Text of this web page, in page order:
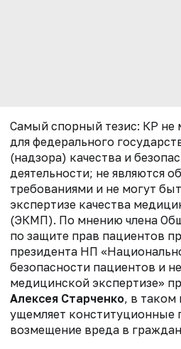
Самый спорный тезис: КР не
для федерального
(надзора) качества и
деятельности; не являются
требованиями и не могут
экспертизе качества
(ЭКМП). По мнению члена
по защите прав пациентов
президента НП
безопасности пациентов и
медицинской экспертизе»
Алексея Старченко, в таком
ущемляет конституционные
возмещение вреда в